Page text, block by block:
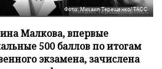
Фото: Михаил Терещенко/ТАСС
Малкова, впервые
500 баллов по итогам
экзамена, зачислена